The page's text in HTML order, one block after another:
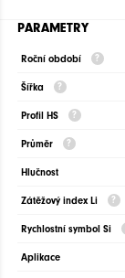
PARAMETRY
Roční období
Šířka
Profil HS
Průměr
Hlučnost
Zátěžový index Li
Rychlostní symbol Si
Aplikace